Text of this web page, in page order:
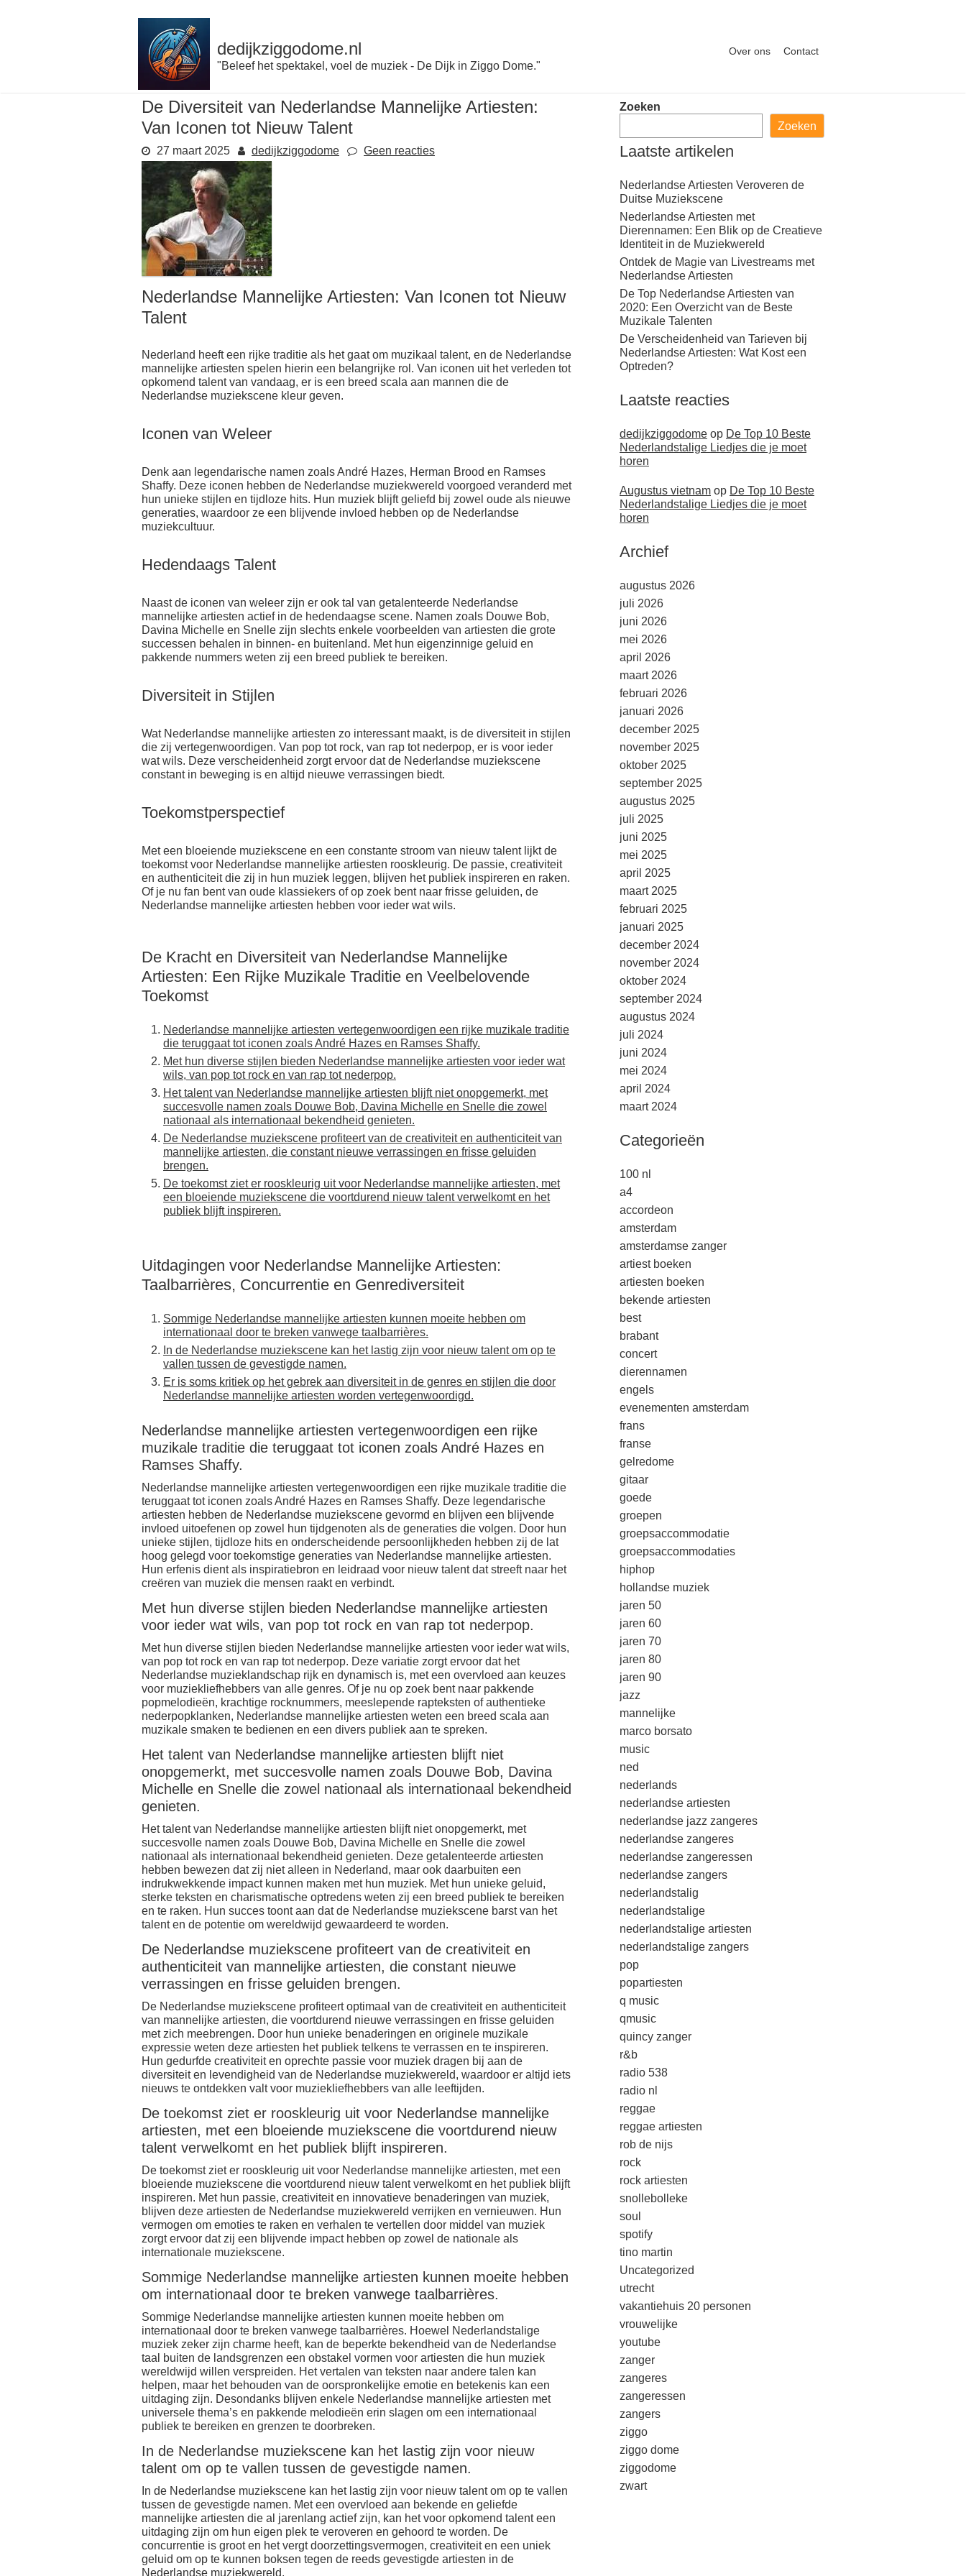
dedijkziggodome.nl
"Beleef het spektakel, voel de muziek - De Dijk in Ziggo Dome."
Over ons Contact
De Diversiteit van Nederlandse Mannelijke Artiesten:
Van Iconen tot Nieuw Talent
27 maart 2025 dedijkziggodome Geen reacties
Nederlandse Mannelijke Artiesten: Van Iconen tot Nieuw
Talent
Nederland heeft een rijke traditie als het gaat om muzikaal talent, en de Nederlandse
mannelijke artiesten spelen hierin een belangrijke rol. Van iconen uit het verleden tot
opkomend talent van vandaag, er is een breed scala aan mannen die de
Nederlandse muziekscene kleur geven.
Iconen van Weleer
Denk aan legendarische namen zoals André Hazes, Herman Brood en Ramses
Shaffy. Deze iconen hebben de Nederlandse muziekwereld voorgoed veranderd met
hun unieke stijlen en tijdloze hits. Hun muziek blijft geliefd bij zowel oude als nieuwe
generaties, waardoor ze een blijvende invloed hebben op de Nederlandse
muziekcultuur.
Hedendaags Talent
Naast de iconen van weleer zijn er ook tal van getalenteerde Nederlandse
mannelijke artiesten actief in de hedendaagse scene. Namen zoals Douwe Bob,
Davina Michelle en Snelle zijn slechts enkele voorbeelden van artiesten die grote
successen behalen in binnen- en buitenland. Met hun eigenzinnige geluid en
pakkende nummers weten zij een breed publiek te bereiken.
Diversiteit in Stijlen
Wat Nederlandse mannelijke artiesten zo interessant maakt, is de diversiteit in stijlen
die zij vertegenwoordigen. Van pop tot rock, van rap tot nederpop, er is voor ieder
wat wils. Deze verscheidenheid zorgt ervoor dat de Nederlandse muziekscene
constant in beweging is en altijd nieuwe verrassingen biedt.
Toekomstperspectief
Met een bloeiende muziekscene en een constante stroom van nieuw talent lijkt de
toekomst voor Nederlandse mannelijke artiesten rooskleurig. De passie, creativiteit
en authenticiteit die zij in hun muziek leggen, blijven het publiek inspireren en raken.
Of je nu fan bent van oude klassiekers of op zoek bent naar frisse geluiden, de
Nederlandse mannelijke artiesten hebben voor ieder wat wils.
De Kracht en Diversiteit van Nederlandse Mannelijke
Artiesten: Een Rijke Muzikale Traditie en Veelbelovende
Toekomst
Nederlandse mannelijke artiesten vertegenwoordigen een rijke muzikale traditie
die teruggaat tot iconen zoals André Hazes en Ramses Shaffy.
Met hun diverse stijlen bieden Nederlandse mannelijke artiesten voor ieder wat
wils, van pop tot rock en van rap tot nederpop.
Het talent van Nederlandse mannelijke artiesten blijft niet onopgemerkt, met
succesvolle namen zoals Douwe Bob, Davina Michelle en Snelle die zowel
nationaal als internationaal bekendheid genieten.
De Nederlandse muziekscene profiteert van de creativiteit en authenticiteit van
mannelijke artiesten, die constant nieuwe verrassingen en frisse geluiden
brengen.
De toekomst ziet er rooskleurig uit voor Nederlandse mannelijke artiesten, met
een bloeiende muziekscene die voortdurend nieuw talent verwelkomt en het
publiek blijft inspireren.
Uitdagingen voor Nederlandse Mannelijke Artiesten:
Taalbarrières, Concurrentie en Genrediversiteit
Sommige Nederlandse mannelijke artiesten kunnen moeite hebben om
internationaal door te breken vanwege taalbarrières.
In de Nederlandse muziekscene kan het lastig zijn voor nieuw talent om op te
vallen tussen de gevestigde namen.
Er is soms kritiek op het gebrek aan diversiteit in de genres en stijlen die door
Nederlandse mannelijke artiesten worden vertegenwoordigd.
Nederlandse mannelijke artiesten vertegenwoordigen een rijke
muzikale traditie die teruggaat tot iconen zoals André Hazes en
Ramses Shaffy.
Nederlandse mannelijke artiesten vertegenwoordigen een rijke muzikale traditie die
teruggaat tot iconen zoals André Hazes en Ramses Shaffy. Deze legendarische
artiesten hebben de Nederlandse muziekscene gevormd en blijven een blijvende
invloed uitoefenen op zowel hun tijdgenoten als de generaties die volgen. Door hun
unieke stijlen, tijdloze hits en onderscheidende persoonlijkheden hebben zij de lat
hoog gelegd voor toekomstige generaties van Nederlandse mannelijke artiesten.
Hun erfenis dient als inspiratiebron en leidraad voor nieuw talent dat streeft naar het
creëren van muziek die mensen raakt en verbindt.
Met hun diverse stijlen bieden Nederlandse mannelijke artiesten
voor ieder wat wils, van pop tot rock en van rap tot nederpop.
Met hun diverse stijlen bieden Nederlandse mannelijke artiesten voor ieder wat wils,
van pop tot rock en van rap tot nederpop. Deze variatie zorgt ervoor dat het
Nederlandse muzieklandschap rijk en dynamisch is, met een overvloed aan keuzes
voor muziekliefhebbers van alle genres. Of je nu op zoek bent naar pakkende
popmelodieën, krachtige rocknummers, meeslepende rapteksten of authentieke
nederpopklanken, Nederlandse mannelijke artiesten weten een breed scala aan
muzikale smaken te bedienen en een divers publiek aan te spreken.
Het talent van Nederlandse mannelijke artiesten blijft niet
onopgemerkt, met succesvolle namen zoals Douwe Bob, Davina
Michelle en Snelle die zowel nationaal als internationaal bekendheid
genieten.
Het talent van Nederlandse mannelijke artiesten blijft niet onopgemerkt, met
succesvolle namen zoals Douwe Bob, Davina Michelle en Snelle die zowel
nationaal als internationaal bekendheid genieten. Deze getalenteerde artiesten
hebben bewezen dat zij niet alleen in Nederland, maar ook daarbuiten een
indrukwekkende impact kunnen maken met hun muziek. Met hun unieke geluid,
sterke teksten en charismatische optredens weten zij een breed publiek te bereiken
en te raken. Hun succes toont aan dat de Nederlandse muziekscene barst van het
talent en de potentie om wereldwijd gewaardeerd te worden.
De Nederlandse muziekscene profiteert van de creativiteit en
authenticiteit van mannelijke artiesten, die constant nieuwe
verrassingen en frisse geluiden brengen.
De Nederlandse muziekscene profiteert optimaal van de creativiteit en authenticiteit
van mannelijke artiesten, die voortdurend nieuwe verrassingen en frisse geluiden
met zich meebrengen. Door hun unieke benaderingen en originele muzikale
expressie weten deze artiesten het publiek telkens te verrassen en te inspireren.
Hun gedurfde creativiteit en oprechte passie voor muziek dragen bij aan de
diversiteit en levendigheid van de Nederlandse muziekwereld, waardoor er altijd iets
nieuws te ontdekken valt voor muziekliefhebbers van alle leeftijden.
De toekomst ziet er rooskleurig uit voor Nederlandse mannelijke
artiesten, met een bloeiende muziekscene die voortdurend nieuw
talent verwelkomt en het publiek blijft inspireren.
De toekomst ziet er rooskleurig uit voor Nederlandse mannelijke artiesten, met een
bloeiende muziekscene die voortdurend nieuw talent verwelkomt en het publiek blijft
inspireren. Met hun passie, creativiteit en innovatieve benaderingen van muziek,
blijven deze artiesten de Nederlandse muziekwereld verrijken en vernieuwen. Hun
vermogen om emoties te raken en verhalen te vertellen door middel van muziek
zorgt ervoor dat zij een blijvende impact hebben op zowel de nationale als
internationale muziekscene.
Sommige Nederlandse mannelijke artiesten kunnen moeite hebben
om internationaal door te breken vanwege taalbarrières.
Sommige Nederlandse mannelijke artiesten kunnen moeite hebben om
internationaal door te breken vanwege taalbarrières. Hoewel Nederlandstalige
muziek zeker zijn charme heeft, kan de beperkte bekendheid van de Nederlandse
taal buiten de landsgrenzen een obstakel vormen voor artiesten die hun muziek
wereldwijd willen verspreiden. Het vertalen van teksten naar andere talen kan
helpen, maar het behouden van de oorspronkelijke emotie en betekenis kan een
uitdaging zijn. Desondanks blijven enkele Nederlandse mannelijke artiesten met
universele thema’s en pakkende melodieën erin slagen om een internationaal
publiek te bereiken en grenzen te doorbreken.
In de Nederlandse muziekscene kan het lastig zijn voor nieuw
talent om op te vallen tussen de gevestigde namen.
In de Nederlandse muziekscene kan het lastig zijn voor nieuw talent om op te vallen
tussen de gevestigde namen. Met een overvloed aan bekende en geliefde
mannelijke artiesten die al jarenlang actief zijn, kan het voor opkomend talent een
uitdaging zijn om hun eigen plek te veroveren en gehoord te worden. De
concurrentie is groot en het vergt doorzettingsvermogen, creativiteit en een uniek
geluid om op te kunnen boksen tegen de reeds gevestigde artiesten in de
Nederlandse muziekwereld.
Zoeken
Zoeken
Laatste artikelen
Nederlandse Artiesten Veroveren de
Duitse Muziekscene
Nederlandse Artiesten met
Dierennamen: Een Blik op de Creatieve
Identiteit in de Muziekwereld
Ontdek de Magie van Livestreams met
Nederlandse Artiesten
De Top Nederlandse Artiesten van
2020: Een Overzicht van de Beste
Muzikale Talenten
De Verscheidenheid van Tarieven bij
Nederlandse Artiesten: Wat Kost een
Optreden?
Laatste reacties
dedijkziggodome op De Top 10 Beste
Nederlandstalige Liedjes die je moet
horen
Augustus vietnam op De Top 10 Beste
Nederlandstalige Liedjes die je moet
horen
Archief
augustus 2026
juli 2026
juni 2026
mei 2026
april 2026
maart 2026
februari 2026
januari 2026
december 2025
november 2025
oktober 2025
september 2025
augustus 2025
juli 2025
juni 2025
mei 2025
april 2025
maart 2025
februari 2025
januari 2025
december 2024
november 2024
oktober 2024
september 2024
augustus 2024
juli 2024
juni 2024
mei 2024
april 2024
maart 2024
Categorieën
100 nl
a4
accordeon
amsterdam
amsterdamse zanger
artiest boeken
artiesten boeken
bekende artiesten
best
brabant
concert
dierennamen
engels
evenementen amsterdam
frans
franse
gelredome
gitaar
goede
groepen
groepsaccommodatie
groepsaccommodaties
hiphop
hollandse muziek
jaren 50
jaren 60
jaren 70
jaren 80
jaren 90
jazz
mannelijke
marco borsato
music
ned
nederlands
nederlandse artiesten
nederlandse jazz zangeres
nederlandse zangeres
nederlandse zangeressen
nederlandse zangers
nederlandstalig
nederlandstalige
nederlandstalige artiesten
nederlandstalige zangers
pop
popartiesten
q music
qmusic
quincy zanger
r&b
radio 538
radio nl
reggae
reggae artiesten
rob de nijs
rock
rock artiesten
snollebolleke
soul
spotify
tino martin
Uncategorized
utrecht
vakantiehuis 20 personen
vrouwelijke
youtube
zanger
zangeres
zangeressen
zangers
ziggo
ziggo dome
ziggodome
zwart